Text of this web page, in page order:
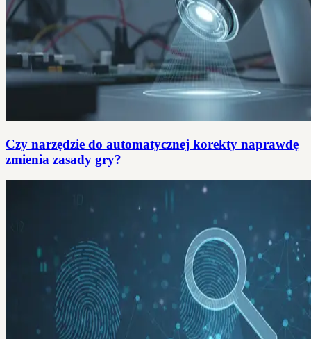
Czy narzędzie do automatycznej korekty naprawdę
zmienia zasady gry?